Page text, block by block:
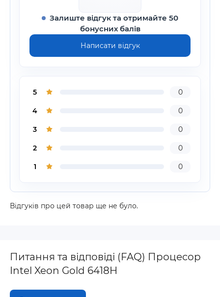
Залиште відгук та отримайте 50
бонусних балів
Написати відгук
5 0
4 0
3 0
2 0
1 0
Відгуків про цей товар ще не було.
Питання та відповіді (FAQ) Процесор
Intel Xeon Gold 6418H